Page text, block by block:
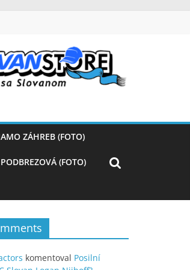
ZÁHREB (FOTO)
(FOTO)
komentoval Posilní